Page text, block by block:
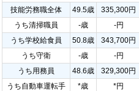
技能労務職全体 49.5歳 335,300円
うち清掃職員
-歳 -円
うち学校給食員
50.8歳 343,700円
うち守衛
-歳 -円
うち用務員
48.6歳 329,300円
うち自動車運転手
*歳 *円